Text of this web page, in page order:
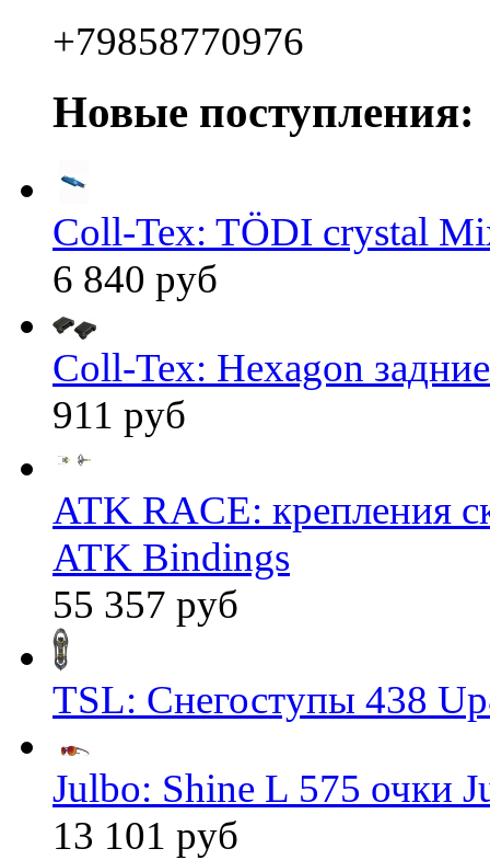
+79858770976
Новые поступления:
Coll-Tex: TÖDI crystal
6 840 руб
Coll-Tex: Hexagon
911 руб
ATK RACE: крепления
ATK Bindings
55 357 руб
TSL: Снегоступы 438
Julbo: Shine L 575 очки
13 101 руб